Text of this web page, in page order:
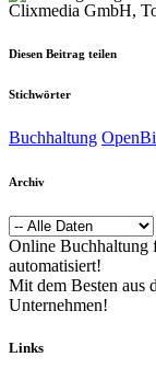
Clixmedia GmbH,
Diesen Beitrag teilen
Stichwörter
Buchhaltung
Archiv
Online Buchhaltung
automatisiert!
Mit dem Besten aus
Unternehmen!
Links